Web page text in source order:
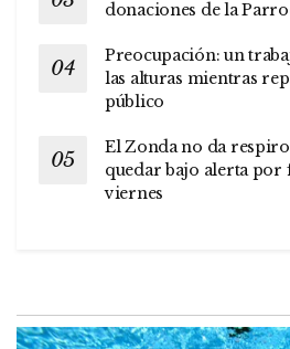
donaciones de la
Preocupación: un
las alturas mientras
público
El Zonda no da
quedar bajo alerta por
viernes